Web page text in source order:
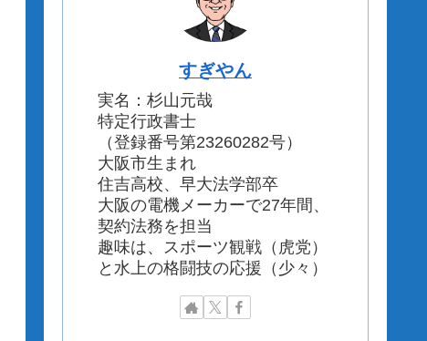
すぎやん
実名：杉山元哉
特定行政書士
（登録番号第23260282号）
大阪市生まれ
住吉高校、早大法学部卒
大阪の電機メーカーで27年間、
契約法務を担当
趣味は、スポーツ観戦（虎党）
と水上の格闘技の応援（少々）